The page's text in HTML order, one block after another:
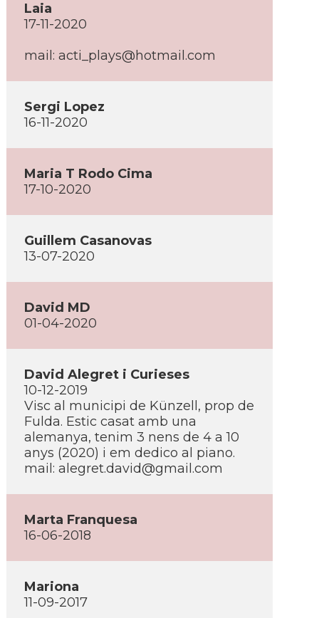
Laia
17-11-2020
mail: acti_plays@hotmail.com
Sergi Lopez
16-11-2020
Maria T Rodo Cima
17-10-2020
Guillem Casanovas
13-07-2020
David MD
01-04-2020
David Alegret i Curieses
10-12-2019
Visc al municipi de Künzell, prop de
Fulda. Estic casat amb una
alemanya, tenim 3 nens de 4 a 10
anys (2020) i em dedico al piano.
mail: alegret.david@gmail.com
Marta Franquesa
16-06-2018
Mariona
11-09-2017